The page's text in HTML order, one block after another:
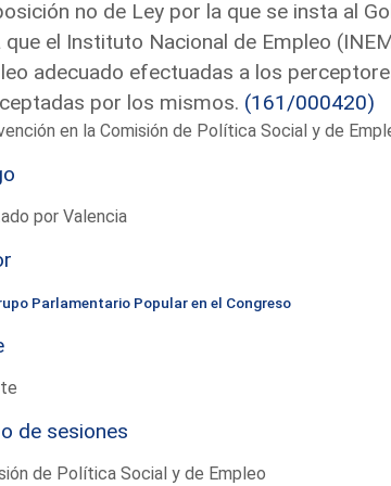
no de Ley por la que se insta al
que el Instituto Nacional de Empleo
adecuado efectuadas a los
por los mismos. (161/000420)
en la Comisión de Política Social y de
por Valencia
Parlamentario Popular en el Congreso
de sesiones
de Política Social y de Empleo